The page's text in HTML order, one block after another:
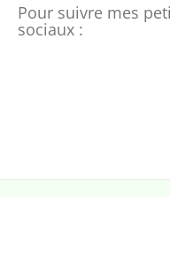
Pour suivre mes
sociaux :